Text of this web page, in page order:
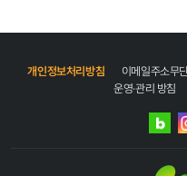
개인정보처리방침 이메일주소무
운영·관리 방침
네